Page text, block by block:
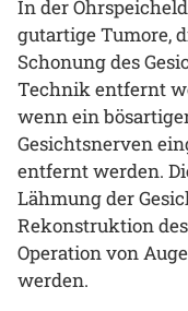
In der
gutartige Tumore,
Schonung des
Technik entfernt
wenn ein
Gesichtsnerven
entfernt werden.
Lähmung der
Rekonstruktion
Operation von
werden.